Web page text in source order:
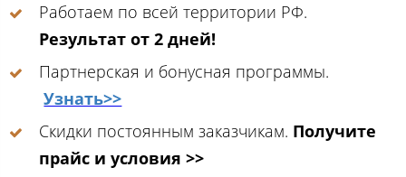
Работаем по всей территории РФ.
Результат от 2 дней!
Партнерская и бонусная программы.
Узнать>>
Скидки постоянным заказчикам. Получите
прайс и условия >>